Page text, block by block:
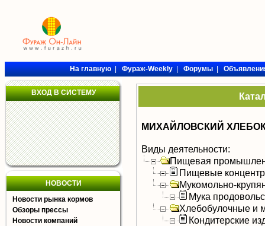
На главную|Фураж-Weekly|Форумы|
ВХОД В СИСТЕМУ
НОВОСТИ
Новости рынка кормов
Обзоры прессы
Новости компаний
МИХАЙЛОВСКИЙ
Виды деятельности:
Пищевая
Пищевые
Мукомольно-
Мука
Хлебобулочные и
Кондитерские